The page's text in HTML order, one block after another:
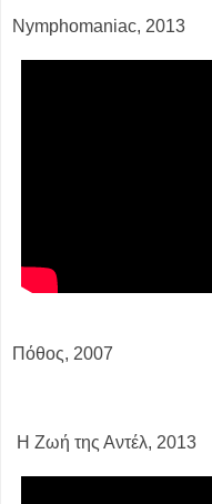
Nymphomaniac, 2013
Πόθος, 2007
Η Ζωή της Αντέλ, 2013